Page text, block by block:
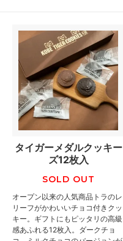
タイガーメダルクッキー
ズ12枚入
SOLD OUT
オープン以来の人気商品トラのレ
リーフがかわいいチョコ付きクッ
キー。ギフトにもピッタリの高級
感あふれる12枚入。ダークチョ